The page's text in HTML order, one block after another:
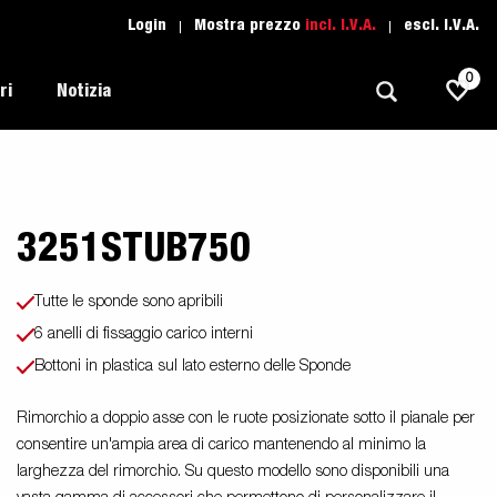
Login Mostra prezzo incl. I.V.A. escl. I.V.A.
Trasporti Leggeri
Trasporto Auto
Professionali
Sport Acquatici
Scuola di guida
Regolamentazione
Scelta del rimorchio
Suggerimenti e avvisi
Assistenza Rimorchi
Notizia
0
3251STUB750
Tutte le sponde sono apribili
6 anelli di fissaggio carico interni
Bottoni in plastica sul lato esterno delle Sponde
Rimorchio a doppio asse con le ruote posizionate sotto il pianale per
consentire un'ampia area di carico mantenendo al minimo la
larghezza del rimorchio. Su questo modello sono disponibili una